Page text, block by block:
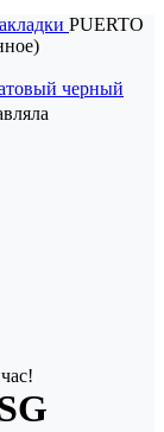
PUERTO
черный